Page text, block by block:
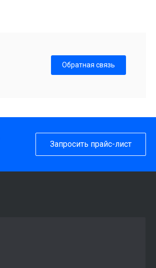
Обратная связь
Запросить прайс-лист